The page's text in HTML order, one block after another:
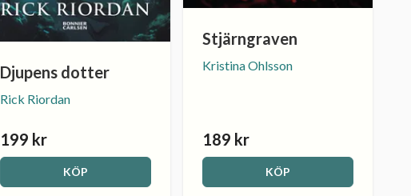
Djupens dotter
Rick Riordan
199 kr
KÖP
Stjärngraven
Kristina Ohlsson
189 kr
KÖP